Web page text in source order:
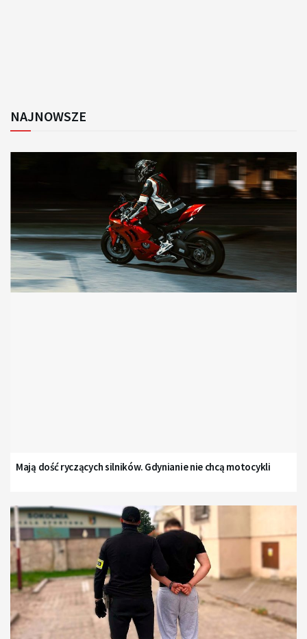
NAJNOWSZE
Mają dość ryczących silników. Gdynianie nie chcą motocykli